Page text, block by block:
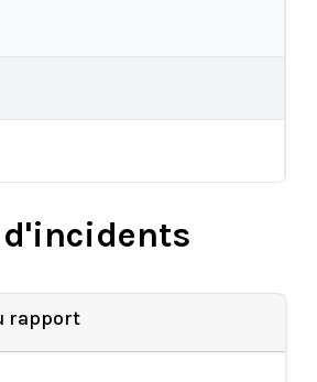
rapport